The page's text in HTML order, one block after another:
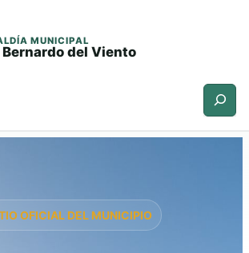
MUNICIPAL
Bernardo del Viento
Buscar
OFICIAL DEL MUNICIPIO